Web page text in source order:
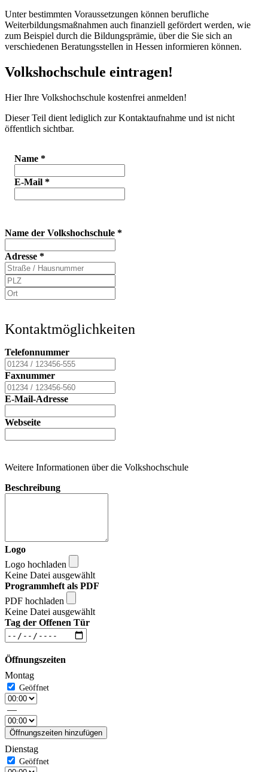
Unter bestimmten Voraussetzungen können berufliche
Weiterbildungsmaßnahmen auch finanziell gefördert werden, wie
zum Beispiel durch die Bildungsprämie, über die Sie sich an
verschiedenen Beratungsstellen in Hessen informieren können.
Volkshochschule eintragen!
Hier Ihre Volkshochschule kostenfrei anmelden!
Dieser Teil dient lediglich zur Kontaktaufnahme und ist nicht
öffentlich sichtbar.
Name *
E-Mail *
Name der Volkshochschule *
Adresse *
Kontaktmöglichkeiten
Telefonnummer
Faxnummer
E-Mail-Adresse
Webseite
Weitere Informationen über die Volkshochschule
Beschreibung
Logo
Logo hochladen
Keine Datei ausgewählt
Programmheft als PDF
PDF hochladen
Keine Datei ausgewählt
Tag der Offenen Tür
Öffnungszeiten
Montag
—
Öffnungszeiten hinzufügen
Dienstag